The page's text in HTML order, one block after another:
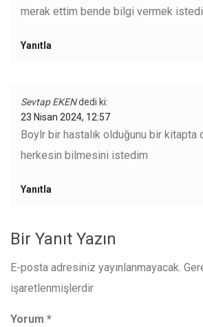
merak ettim bende bilgi vermek
Yanıtla
Sevtap EKENdedi ki:
23 Nisan 2024, 12:57
Boylr bir hastalık olduğunu bir kitapta
herkesin bilmesini istedim
Yanıtla
Bir Yanıt Yazın
E-posta adresiniz yayınlanmayacak.
işaretlenmişlerdir
Yorum *